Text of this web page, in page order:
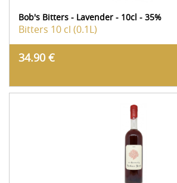
Bob's Bitters - Lavender - 10cl - 35%
Bitters 10 cl (0.1L)
34.90 €